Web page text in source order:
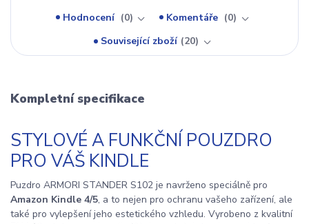
Hodnocení
0 Komentáře
0
Související zboží 20
Kompletní specifikace
STYLOVÉ A FUNKČNÍ POUZDRO
PRO VÁŠ KINDLE
Puzdro ARMORI STANDER S102 je navrženo speciálně pro
Amazon Kindle 4/5, a to nejen pro ochranu vašeho zařízení, ale
také pro vylepšení jeho estetického vzhledu. Vyrobeno z kvalitní